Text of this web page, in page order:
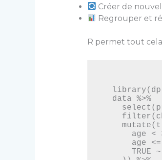
Créer de
Regrouper et
R permet tout
data %>%